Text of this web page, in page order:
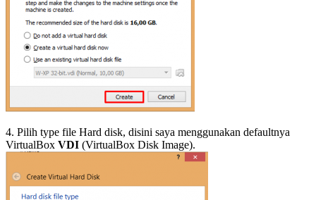
4. Pilih type file Hard disk, disini saya menggunakan defaultnya
VirtualBox VDI (VirtualBox Disk Image).